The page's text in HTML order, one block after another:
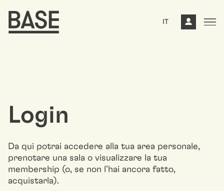
IT
Login
Da qui potrai accedere alla tua area personale,
prenotare una sala o visualizzare la tua
membership (o, se non l'hai ancora fatto,
acquistarla).